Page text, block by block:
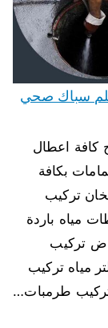
افضل معلم سباك صحي
كافة اعطال
بكافة
تركيب
مياه باردة
تركيب
مياه تركيب
طرمبات…